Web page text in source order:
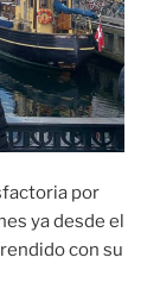
por
ya desde el
con su